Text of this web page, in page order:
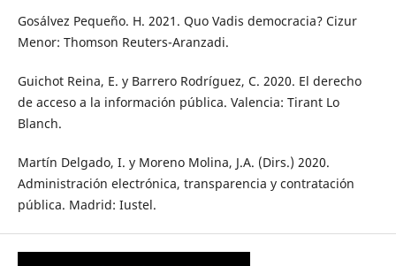
Gosálvez Pequeño. H. 2021. Quo Vadis democracia? Cizur
Menor: Thomson Reuters-Aranzadi.
Guichot Reina, E. y Barrero Rodríguez, C. 2020. El derecho
de acceso a la información pública. Valencia: Tirant Lo
Blanch.
Martín Delgado, I. y Moreno Molina, J.A. (Dirs.) 2020.
Administración electrónica, transparencia y contratación
pública. Madrid: Iustel.